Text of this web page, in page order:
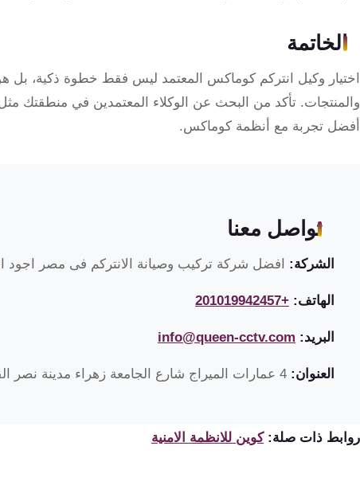
الخاتمة
اختيار وكيل انتركم كوماكس المعتمد ليس فقط خطوة ذكية،
والمنتجات. تأكد من البحث عن الوكلاء المعتمدين في منطقتك
أفضل تجربة مع أنظمة كوماكس.
تواصل معنا
الشركة: افضل شركة تركيب وصيانة الانتركم فى مصر اجود
الهاتف: +201019942457
البريد: info@queen-cctv.com
العنوان:
روابط ذات صلة: كوين للانظمة الامنية